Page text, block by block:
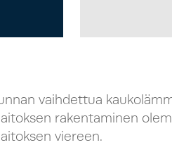
vaihdettua
rakentaminen
viereen.